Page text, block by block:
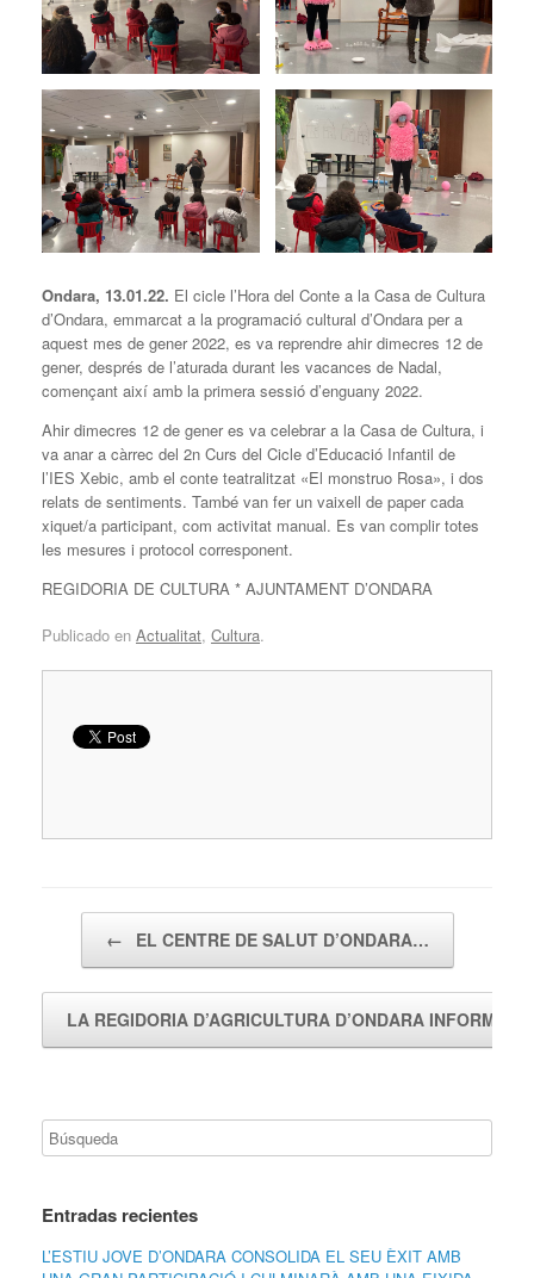
Ondara, 13.01.22. El cicle l’Hora del Conte a la Casa de Cultura
d’Ondara, emmarcat a la programació cultural d’Ondara per a
aquest mes de gener 2022, es va reprendre ahir dimecres 12 de
gener, després de l’aturada durant les vacances de Nadal,
començant així amb la primera sessió d’enguany 2022.
Ahir dimecres 12 de gener es va celebrar a la Casa de Cultura, i
va anar a càrrec del 2n Curs del Cicle d’Educació Infantil de
l’IES Xebic, amb el conte teatralitzat «El monstruo Rosa», i dos
relats de sentiments. També van fer un vaixell de paper cada
xiquet/a participant, com activitat manual. Es van complir totes
les mesures i protocol corresponent.
REGIDORIA DE CULTURA * AJUNTAMENT D’ONDARA
Publicado en Actualitat, Cultura.
← EL CENTRE DE SALUT D’ONDARA…
LA REGIDORIA D’AGRICULTURA D’ONDARA INFORMA…
Entradas recientes
L’ESTIU JOVE D’ONDARA CONSOLIDA EL SEU ÈXIT AMB